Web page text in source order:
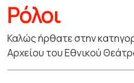
Ρόλοι
Καλώς ήρθατε στην
Αρχείου του Εθνικού